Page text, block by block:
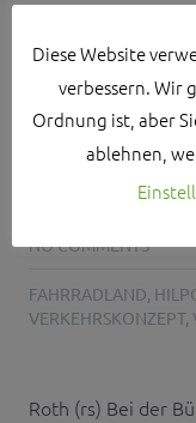
FÜR S-
DANIEL NAGL
NO COMMENTS
FAHRRADLAND,
VERKEHRSKONZEPT,
Roth (rs) Bei der
Diese Website
verbessern. Wir
Ordnung ist, aber
ablehnen,